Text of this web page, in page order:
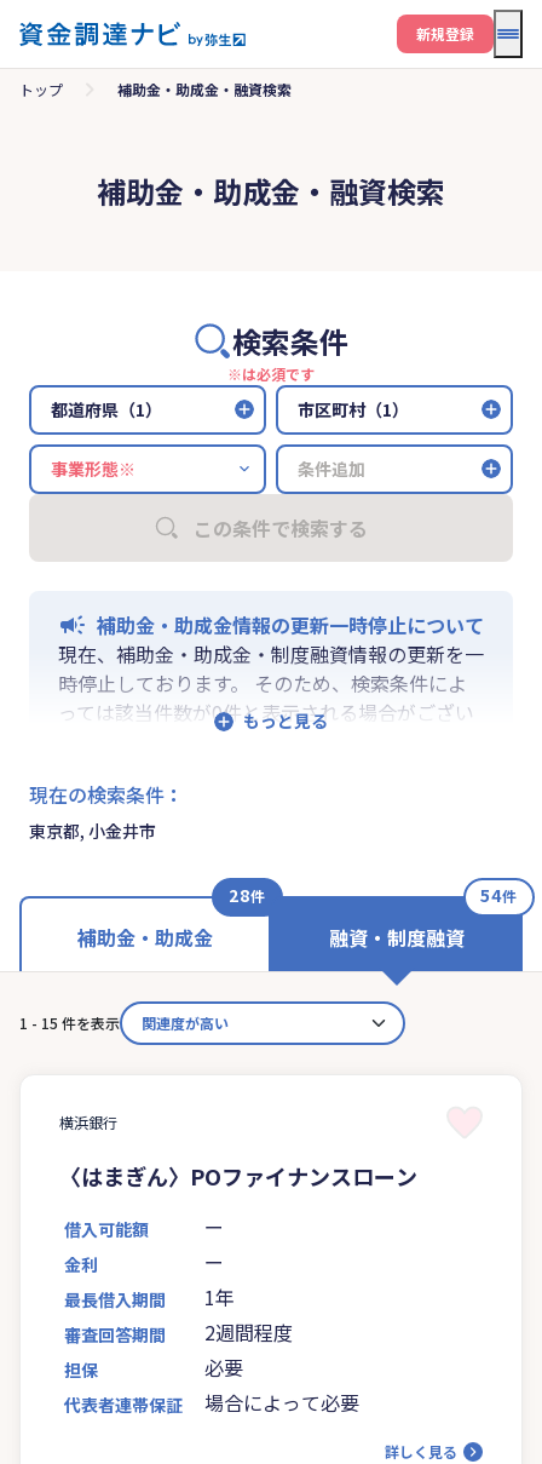
メ
新規登録
トップ 補助金・助成金・融資検索
補助金・助成金・融資検索
検索条件
※は必須です
都道府県（1） 市区町村（1）
条件追加
この条件で検索する
補助金・助成金情報の更新一時停止について
現在、補助金・助成金・制度融資情報の更新を一
時停止しております。 そのため、検索条件によ
っては該当件数が0件と表示される場合がござい
ます。 ご迷惑をおかけしますが、更新再開まで
なお、融資情報、ならびに「学ぶ」「作る」「相
談する」の各機能は通常通りご利用いただけま
現在の検索条件 ：
東京都, 小金井市
補助金・助成金
28件
融資・制度融資
54件
1 - 15 件を表示
横浜銀行
〈はまぎん〉POファイナンスローン
借入可能額 ー
金利 ー
最長借入期間 1年
審査回答期間 2週間程度
担保 必要
代表者連帯保証 場合によって必要
詳しく見る